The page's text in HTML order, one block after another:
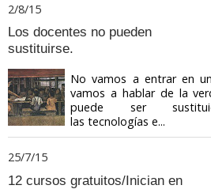
2/8/15
Los docentes no pueden
sustituirse.
No vamos a entrar en
vamos a hablar de la
puede ser
las tecnologías e...
25/7/15
12 cursos gratuitos/Inician en